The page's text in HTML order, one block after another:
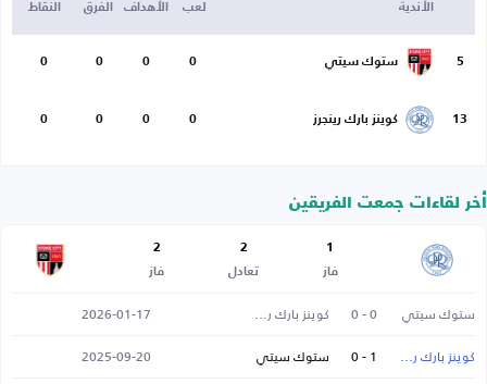
الأندية لعب الأهداف الفرق النقاط
5 ستوك سيتي 0
0
0
0
13 كوينز بارك رينجرز 0
0
0
0
أخر لقاءات جمعت الفريقين
1
فاز
2
تعادل
2
فاز
ستوك سيتي 0 - 0 كوينز بارك رينجرز
2026-01-17
كوينز بارك رينجرز
1 - 0 ستوك سيتي
2025-09-20